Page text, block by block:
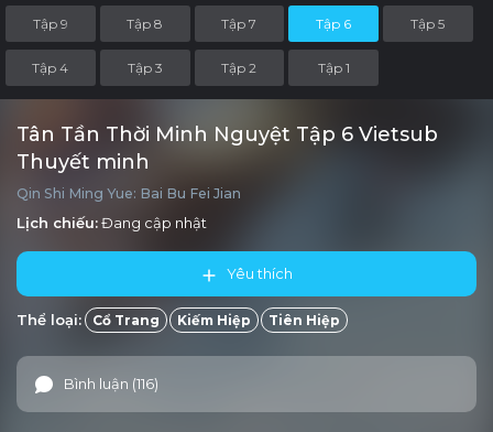
Tập 9 Tập 8 Tập 7 Tập 6 Tập 5
Tập 4 Tập 3 Tập 2 Tập 1
Tân Tần Thời Minh Nguyệt Tập 6 Vietsub
Thuyết minh
Qin Shi Ming Yue: Bai Bu Fei Jian
Lịch chiếu:Đang cập nhật
Yêu thích
Thể loại: Cổ Trang Kiếm Hiệp Tiên Hiệp
Bình luận (116)